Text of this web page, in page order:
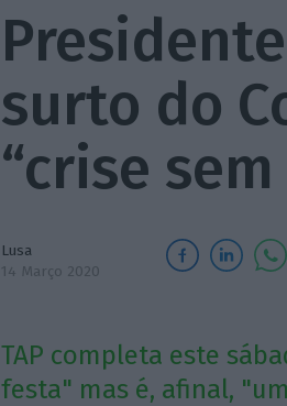
surto do
“crise
Lusa
14 Março 2020
TAP completa este
festa" mas é, afinal,